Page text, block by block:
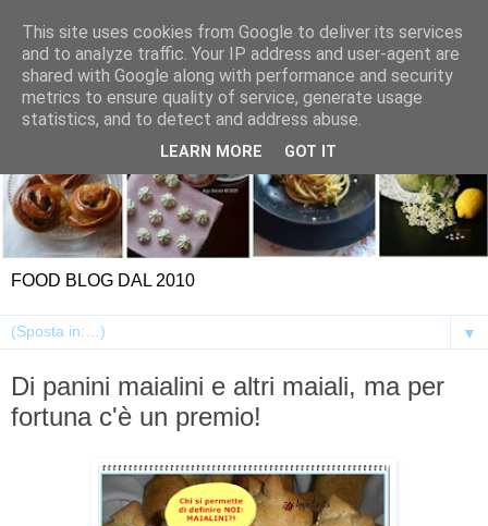
FOOD BLOG DAL 2010
▼
Di panini maialini e altri maiali, ma per
fortuna c'è un premio!
This site uses cookies from Google to deliver its services
and to analyze traffic. Your IP address and user-agent are
shared with Google along with performance and security
metrics to ensure quality of service, generate usage
statistics, and to detect and address abuse.
LEARN MORE GOT IT